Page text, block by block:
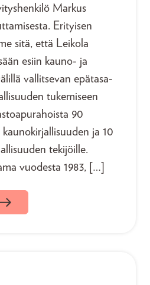
Markus
Erityisen
sitä, että Leikola
esiin kauno- ja
vallitsevan epätasa-
tukemiseen
90
ja 10
tekijöille.
vuodesta 1983, […]